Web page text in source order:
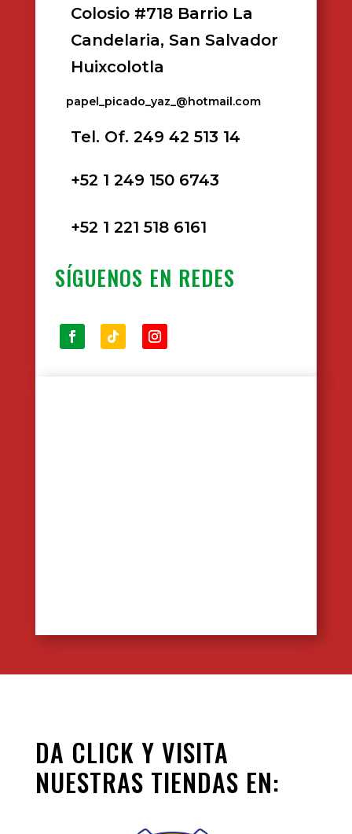
Colosio #718 Barrio La
Candelaria, San Salvador
Huixcolotla
papel_picado_yaz_@hotmail.com
Tel. Of. 249 42 513 14
+52 1 249 150 6743
+52 1 221 518 6161
SÍGUENOS EN REDES
DA CLICK Y VISITA
NUESTRAS TIENDAS EN: